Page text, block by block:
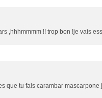
,hhhmmmm !! trop bon !je vais
que tu fais carambar mascarpone